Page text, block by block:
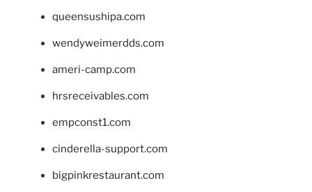
queensushipa.com
wendyweimerdds.com
ameri-camp.com
hrsreceivables.com
empconst1.com
cinderella-support.com
bigpinkrestaurant.com